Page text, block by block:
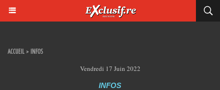
ACCUEIL > INFOS
Vendredi 17 Juin 2022
INFOS